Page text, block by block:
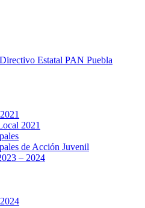
Estatal PAN Puebla
2021
de Acción Juvenil
– 2024